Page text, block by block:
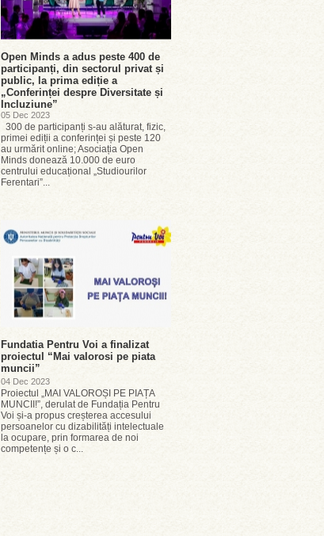
Open Minds a adus peste 400 de
participanți, din sectorul privat și
public, la prima ediție a
„Conferinței despre Diversitate și
Incluziune”
05 Dec 2023
300 de participanți s-au alăturat, fizic,
primei ediții a conferinței și peste 120
au urmărit online; Asociația Open
Minds donează 10.000 de euro
centrului educațional „Studiourilor
Ferentari”...
Fundatia Pentru Voi a finalizat
proiectul “Mai valorosi pe piata
muncii”
04 Dec 2023
Proiectul „MAI VALOROȘI PE PIAȚA
MUNCII!”, derulat de Fundația Pentru
Voi și-a propus creșterea accesului
persoanelor cu dizabilități intelectuale
la ocupare, prin formarea de noi
competențe și o c...